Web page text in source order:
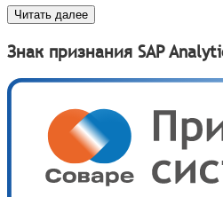
Читать далее
Знак признания SAP